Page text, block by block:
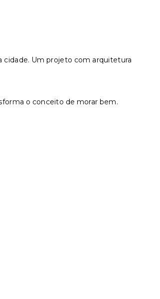
cidade. Um projeto com arquitetura
o conceito de morar bem.